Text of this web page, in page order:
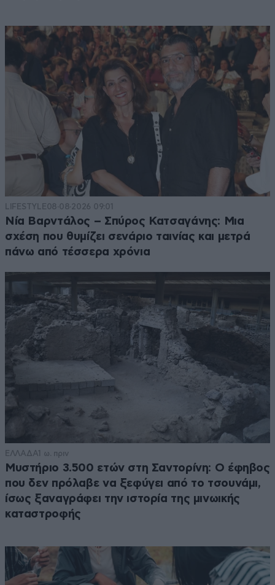
LIFESTYLE08·08·2026 09:01
Νία Βαρντάλος – Σπύρος Κατσαγάνης: Μια
σχέση που θυμίζει σενάριο ταινίας και μετρά
πάνω από τέσσερα χρόνια
ΕΛΛΑΔΑ1 ω. πριν
Μυστήριο 3.500 ετών στη Σαντορίνη: Ο έφηβος
που δεν πρόλαβε να ξεφύγει από το τσουνάμι,
ίσως ξαναγράφει την ιστορία της μινωικής
καταστροφής